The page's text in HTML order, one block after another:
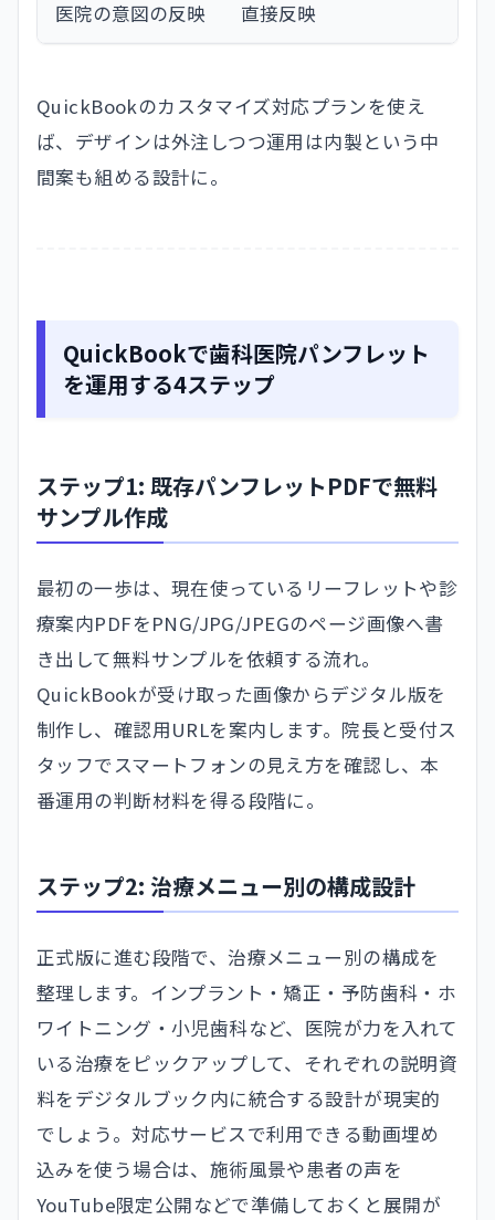
医院の意図の反映 直接反映
QuickBookのカスタマイズ対応プランを使え
ば、デザインは外注しつつ運用は内製という中
間案も組める設計に。
QuickBookで歯科医院パンフレット
を運用する4ステップ
ステップ1: 既存パンフレットPDFで無料
サンプル作成
最初の一歩は、現在使っているリーフレットや診
療案内PDFをPNG/JPG/JPEGのページ画像へ書
き出して無料サンプルを依頼する流れ。
QuickBookが受け取った画像からデジタル版を
制作し、確認用URLを案内します。院長と受付ス
タッフでスマートフォンの見え方を確認し、本
番運用の判断材料を得る段階に。
ステップ2: 治療メニュー別の構成設計
正式版に進む段階で、治療メニュー別の構成を
整理します。インプラント・矯正・予防歯科・ホ
ワイトニング・小児歯科など、医院が力を入れて
いる治療をピックアップして、それぞれの説明資
料をデジタルブック内に統合する設計が現実的
でしょう。対応サービスで利用できる動画埋め
込みを使う場合は、施術風景や患者の声を
YouTube限定公開などで準備しておくと展開が